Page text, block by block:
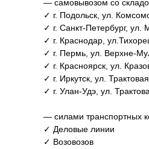
— самовывозом со
✓ г. Подольск, ул.
✓ г. Санкт-Петербург,
✓ г. Краснодар,
✓ г. Пермь, ул. Верхне-
✓ г. Красноярск, ул.
✓ г. Иркутск, ул.
✓ г. Улан-Удэ, ул.
— силами транспортных
✓ Деловые линии
✓ Возовозов